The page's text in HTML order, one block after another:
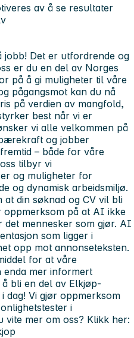
av å se resultater
Det er utfordrende og
er du en del av Norges
på å gi muligheter til våre
pågangsmot kan du nå
på verdien av mangfold,
best når vi er
vi alle velkommen på
og jobber
– både for våre
tilbyr vi
og muligheter for
og dynamisk arbeidsmiljø.
din søknad og CV vil bli
på at AI ikke
det mennesker som gjør. AI
som ligger i
opp mot annonseteksten.
for at våre
mer informert
bli en del av Elkjøp-
dag! Vi gjør oppmerksom
i
vite mer om oss? Klikk her: